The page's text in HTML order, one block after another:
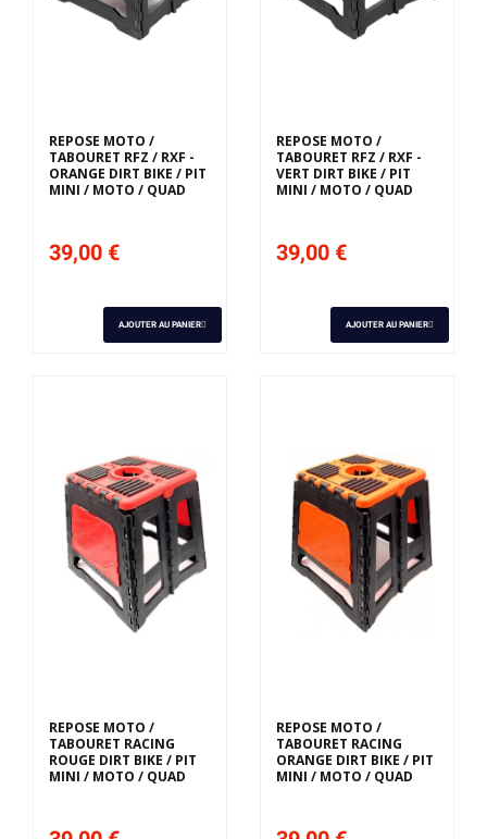
REPOSE MOTO /
TABOURET RFZ / RXF -
ORANGE DIRT BIKE / PIT
MINI / MOTO / QUAD
39,00 €
AJOUTER AU PANIER
REPOSE MOTO /
TABOURET RFZ / RXF -
VERT DIRT BIKE / PIT
MINI / MOTO / QUAD
39,00 €
AJOUTER AU PANIER
REPOSE MOTO /
TABOURET RACING
ROUGE DIRT BIKE / PIT
MINI / MOTO / QUAD
REPOSE MOTO /
TABOURET RACING
ORANGE DIRT BIKE / PIT
MINI / MOTO / QUAD